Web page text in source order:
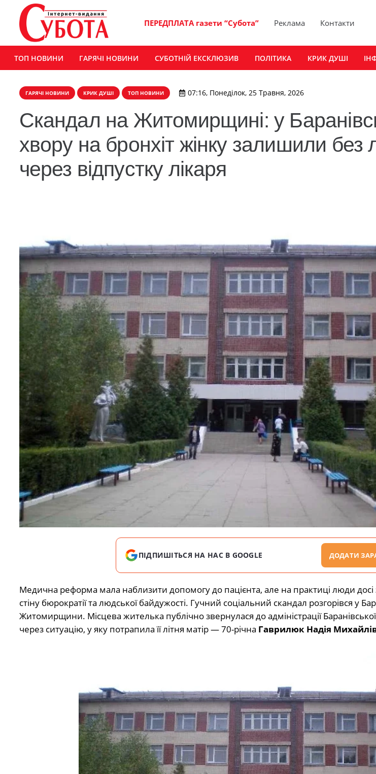
ПЕРЕДПЛАТА газети “Субота” Реклама Контакти
ТОП НОВИНИ ГАРЯЧІ НОВИНИ СУБОТНІЙ ЕКСКЛЮЗИВ ПОЛІТИКА КРИК ДУШІ
ГАРЯЧІ НОВИНИ КРИК ДУШІ ТОП НОВИНИ 07:16, Понеділок, 25 Травня, 2026
Скандал на Житомирщині: у
хвору на бронхіт жінку залишили без
через відпустку лікаря
ПІДПИШІТЬСЯ НА НАС В GOOGLE ДОДАТИ
Медична реформа мала наблизити допомогу до пацієнта, але на практиці люди досі
стіну бюрократії та людської байдужості. Гучний соціальний скандал розгорівся у
Житомирщини. Місцева жителька публічно звернулася до адміністрації
через ситуацію, у яку потрапила її літня матір — 70-річна Гаврилюк Надія